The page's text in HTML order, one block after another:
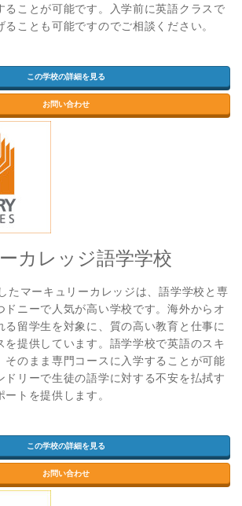
ることが可能です。入学前に英語クラスで
ことも可能ですのでご相談ください。
この学校の詳細を見る
お問い合わせ
カレッジ語学学校
たマーキュリーカレッジは、語学学校と専
ドニーで人気が高い学校です。海外からオ
る留学生を対象に、質の高い教育と仕事に
を提供しています。語学学校で英語のスキ
そのまま専門コースに入学することが可能
ドリーで生徒の語学に対する不安を払拭す
トを提供します。
この学校の詳細を見る
お問い合わせ